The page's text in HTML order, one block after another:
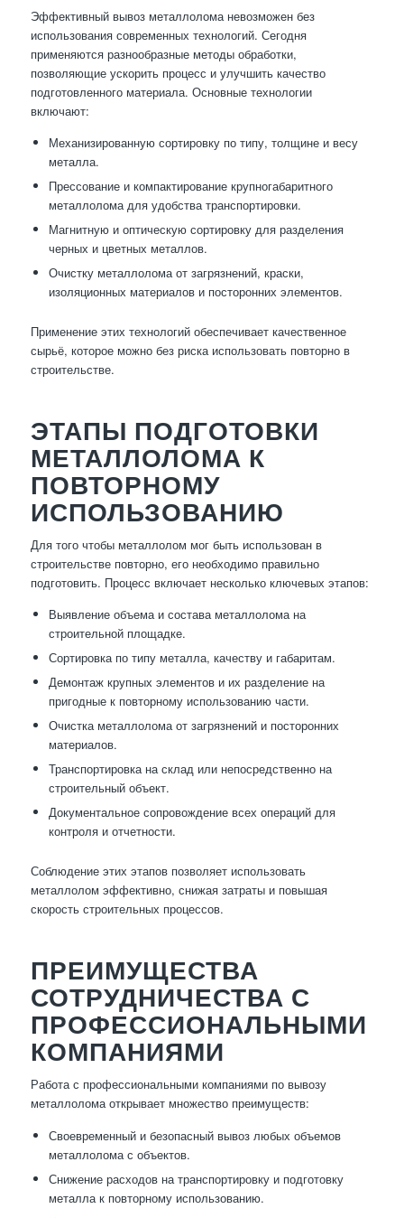
Эффективный вывоз металлолома невозможен без
использования современных технологий. Сегодня
применяются разнообразные методы обработки,
позволяющие ускорить процесс и улучшить качество
подготовленного материала. Основные технологии
включают:
Механизированную сортировку по типу, толщине и весу
металла.
Прессование и компактирование крупногабаритного
металлолома для удобства транспортировки.
Магнитную и оптическую сортировку для разделения
черных и цветных металлов.
Очистку металлолома от загрязнений, краски,
изоляционных материалов и посторонних элементов.
Применение этих технологий обеспечивает качественное
сырьё, которое можно без риска использовать повторно в
строительстве.
ЭТАПЫ ПОДГОТОВКИ
МЕТАЛЛОЛОМА К
ПОВТОРНОМУ
ИСПОЛЬЗОВАНИЮ
Для того чтобы металлолом мог быть использован в
строительстве повторно, его необходимо правильно
подготовить. Процесс включает несколько ключевых этапов:
Выявление объема и состава металлолома на
строительной площадке.
Сортировка по типу металла, качеству и габаритам.
Демонтаж крупных элементов и их разделение на
пригодные к повторному использованию части.
Очистка металлолома от загрязнений и посторонних
материалов.
Транспортировка на склад или непосредственно на
строительный объект.
Документальное сопровождение всех операций для
контроля и отчетности.
Соблюдение этих этапов позволяет использовать
металлолом эффективно, снижая затраты и повышая
скорость строительных процессов.
ПРЕИМУЩЕСТВА
СОТРУДНИЧЕСТВА С
ПРОФЕССИОНАЛЬНЫМИ
КОМПАНИЯМИ
Работа с профессиональными компаниями по вывозу
металлолома открывает множество преимуществ:
Своевременный и безопасный вывоз любых объемов
металлолома с объектов.
Снижение расходов на транспортировку и подготовку
металла к повторному использованию.